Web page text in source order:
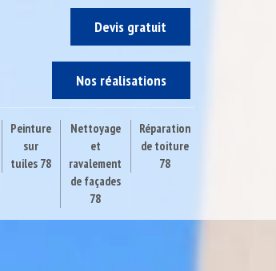
Devis gratuit
Nos réalisations
Peinture
sur
tuiles 78
Nettoyage
et
ravalement
de façades
78
Réparation
de toiture
78